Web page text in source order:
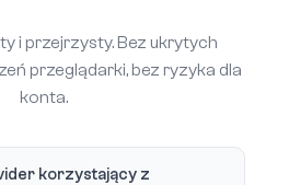
i przejrzysty. Bez ukrytych
przeglądarki, bez ryzyka dla
konta.
korzystający z